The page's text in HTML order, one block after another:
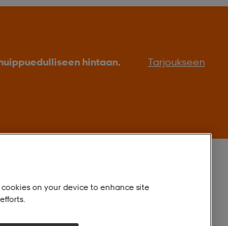
hintaan. Tarjoukseen
on your device to enhance site